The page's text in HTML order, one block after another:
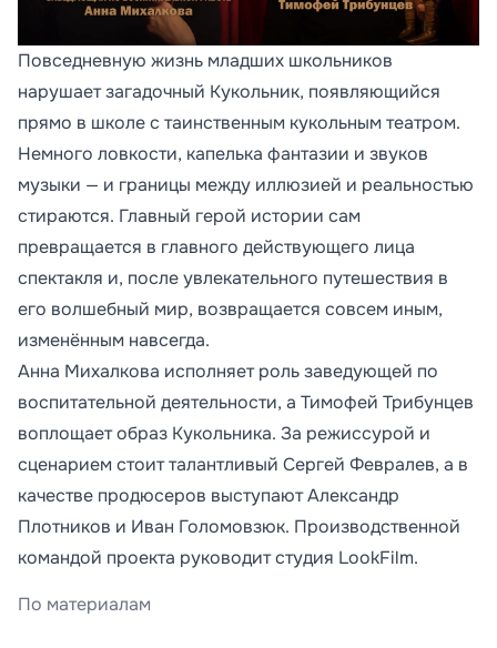
Повседневную жизнь младших школьников
нарушает загадочный Кукольник, появляющийся
прямо в школе с таинственным кукольным театром.
Немного ловкости, капелька фантазии и звуков
музыки — и границы между иллюзией и реальностью
стираются. Главный герой истории сам
превращается в главного действующего лица
спектакля и, после увлекательного путешествия в
его волшебный мир, возвращается совсем иным,
изменённым навсегда.
Анна Михалкова исполняет роль заведующей по
воспитательной деятельности, а Тимофей Трибунцев
воплощает образ Кукольника. За режиссурой и
сценарием стоит талантливый Сергей Февралев, а в
качестве продюсеров выступают Александр
Плотников и Иван Голомовзюк. Производственной
командой проекта руководит студия LookFilm.
По материалам